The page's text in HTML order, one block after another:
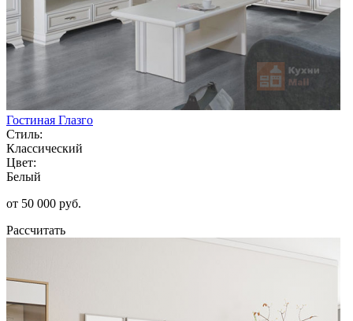
Гостиная Глазго
Стиль:
Классический
Цвет:
Белый
от 50 000 руб.
Рассчитать